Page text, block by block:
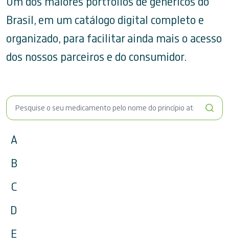
Brasil, em um catálogo digital completo e
organizado, para facilitar ainda mais o acesso
dos nossos parceiros e do consumidor.
A
B
C
D
E